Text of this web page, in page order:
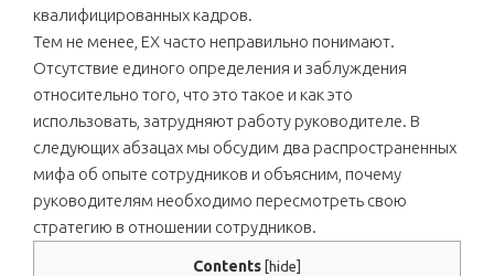
квалифицированных кадров.
Тем не менее, EX часто неправильно понимают.
Отсутствие единого определения и заблуждения
относительно того, что это такое и как это
использовать, затрудняют работу руководителе. В
следующих абзацах мы обсудим два распространенных
мифа об опыте сотрудников и объясним, почему
руководителям необходимо пересмотреть свою
стратегию в отношении сотрудников.
Contents [hide]